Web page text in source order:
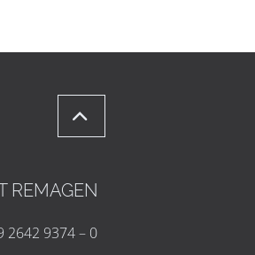
REMAGEN
2642 9374 – 0